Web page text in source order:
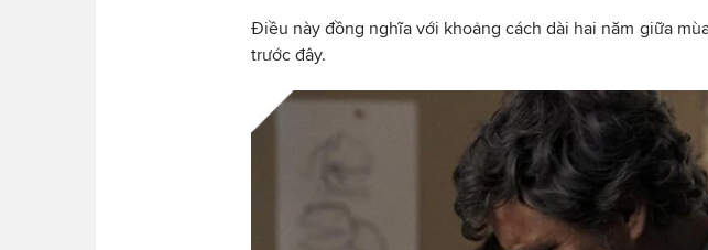
Điều này đồng nghĩa với khoảng cách dài hai năm giữa
trước đây.